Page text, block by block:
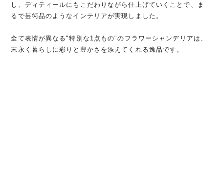
し、ディティールにもこだわりながら仕上げていくことで、ま
るで芸術品のようなインテリアが実現しました。
全て表情が異なる"特別な1点もの"のフラワーシャンデリアは、
末永く暮らしに彩りと豊かさを添えてくれる逸品です。